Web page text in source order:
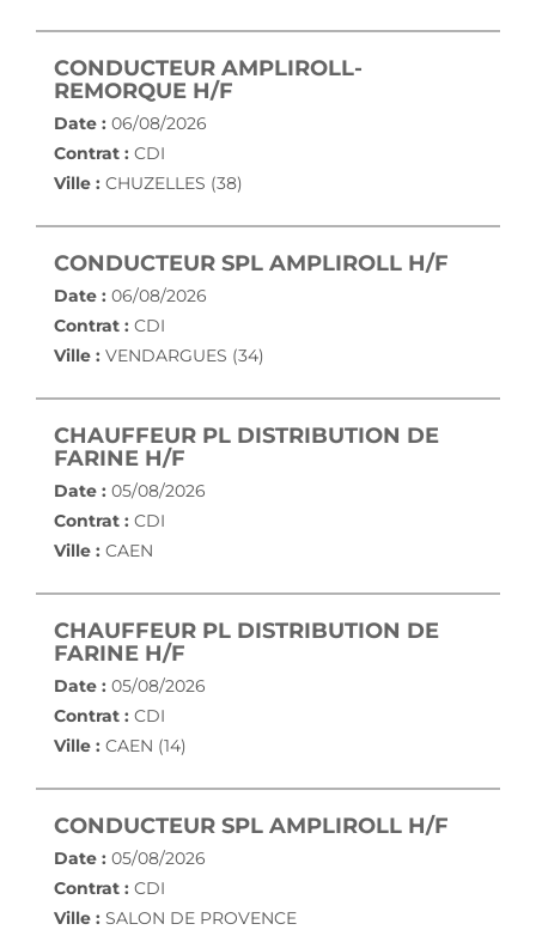
CONDUCTEUR AMPLIROLL-
REMORQUE H/F
Date : 06/08/2026
Contrat : CDI
Ville : CHUZELLES (38)
CONDUCTEUR SPL AMPLIROLL H/F
Date : 06/08/2026
Contrat : CDI
Ville : VENDARGUES (34)
CHAUFFEUR PL DISTRIBUTION DE
FARINE H/F
Date : 05/08/2026
Contrat : CDI
Ville : CAEN
CHAUFFEUR PL DISTRIBUTION DE
FARINE H/F
Date : 05/08/2026
Contrat : CDI
Ville : CAEN (14)
CONDUCTEUR SPL AMPLIROLL H/F
Date : 05/08/2026
Contrat : CDI
Ville : SALON DE PROVENCE